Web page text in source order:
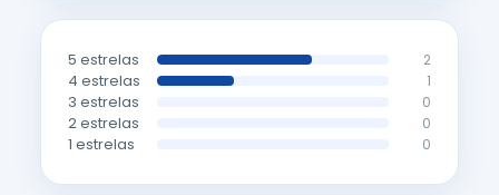
5 estrelas 2
4 estrelas 1
3 estrelas 0
2 estrelas 0
1 estrelas 0